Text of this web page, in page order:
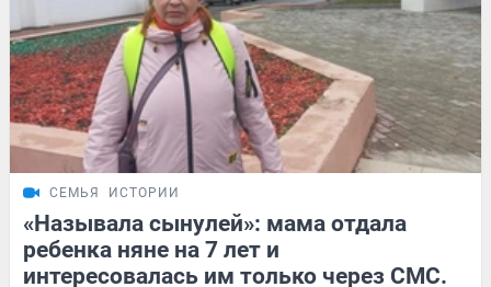
СЕМЬЯ ИСТОРИИ
«Называла сынулей»: мама отдала
ребенка няне на 7 лет и
интересовалась им только через СМС.